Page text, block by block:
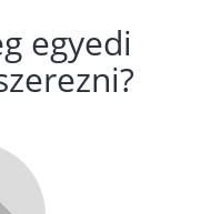
egyedi